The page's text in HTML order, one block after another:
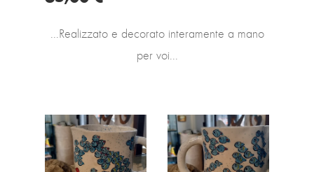
...Realizzato e decorato interamente a mano
per voi...